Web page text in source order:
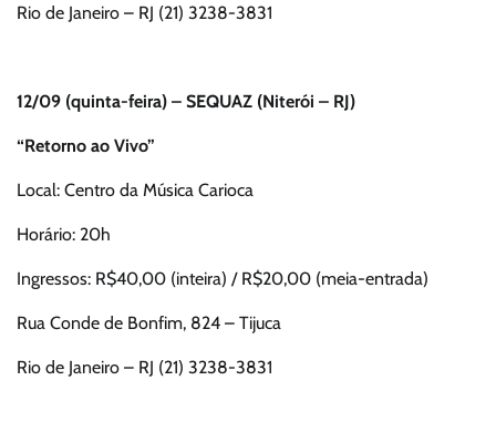
Rio de Janeiro – RJ (21) 3238-3831
12/09 (quinta-feira) – SEQUAZ (Niterói – RJ)
“Retorno ao Vivo”
Local: Centro da Música Carioca
Horário: 20h
Ingressos: R$40,00 (inteira) / R$20,00 (meia-entrada)
Rua Conde de Bonfim, 824 – Tijuca
Rio de Janeiro – RJ (21) 3238-3831